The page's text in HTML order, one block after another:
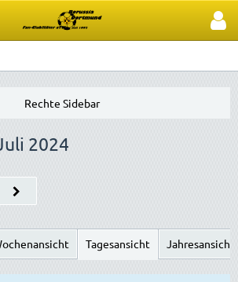
2024
Tagesansicht Jahresansicht